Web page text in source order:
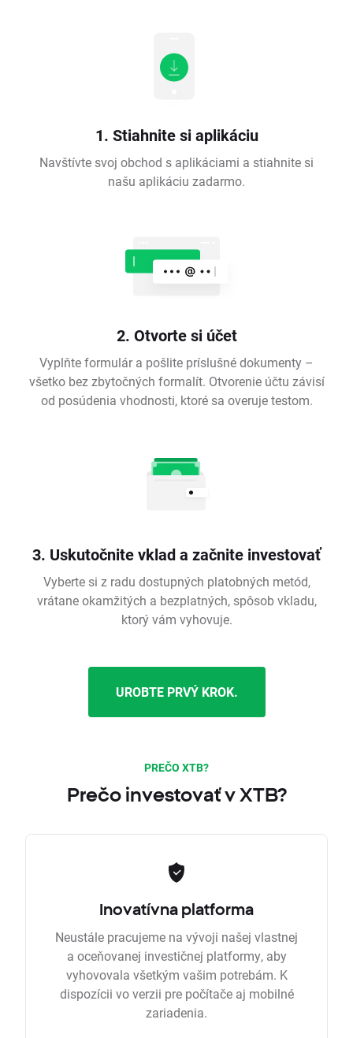
1. Stiahnite si aplikáciu
Navštívte svoj obchod s aplikáciami a stiahnite si
našu aplikáciu zadarmo.
2. Otvorte si účet
Vyplňte formulár a pošlite príslušné dokumenty –
všetko bez zbytočných formalít. Otvorenie účtu závisí
od posúdenia vhodnosti, ktoré sa overuje testom.
3. Uskutočnite vklad a začnite investovať
Vyberte si z radu dostupných platobných metód,
vrátane okamžitých a bezplatných, spôsob vkladu,
ktorý vám vyhovuje.
UROBTE PRVÝ KROK.
PREČO XTB?
Prečo investovať v XTB?
Inovatívna platforma
Neustále pracujeme na vývoji našej vlastnej
a oceňovanej investičnej platformy, aby
vyhovovala všetkým vašim potrebám. K
dispozícii vo verzii pre počítače aj mobilné
zariadenia.